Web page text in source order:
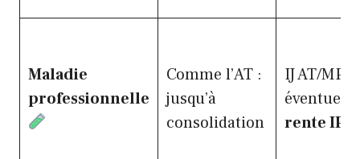
Maladie
professionnelle
Comme l’AT :
jusqu’à
consolidation
IJ AT/MP,
éventuelle
rente IPP